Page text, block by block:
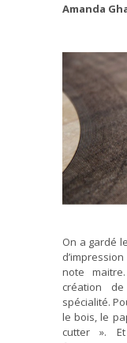
Amanda
On a gardé
note
création
spécialité.
le bois, le
cutter ».